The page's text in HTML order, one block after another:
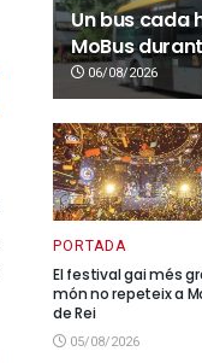
Un bus cada
MoBus
06/08/2026
PORTADA
El festival gai més
món no repeteix a
de Rei
05/08/2026